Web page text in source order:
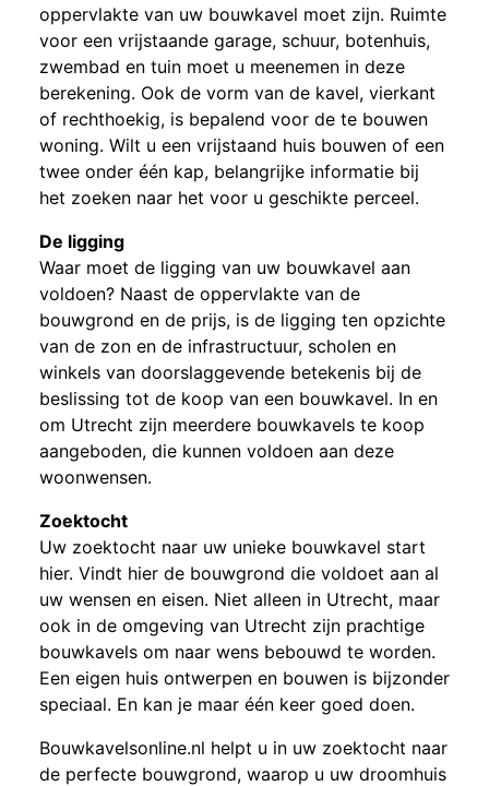
oppervlakte van uw bouwkavel moet zijn. Ruimte
voor een vrijstaande garage, schuur, botenhuis,
zwembad en tuin moet u meenemen in deze
berekening. Ook de vorm van de kavel, vierkant
of rechthoekig, is bepalend voor de te bouwen
woning. Wilt u een vrijstaand huis bouwen of een
twee onder één kap, belangrijke informatie bij
het zoeken naar het voor u geschikte perceel.
De ligging
Waar moet de ligging van uw bouwkavel aan
voldoen? Naast de oppervlakte van de
bouwgrond en de prijs, is de ligging ten opzichte
van de zon en de infrastructuur, scholen en
winkels van doorslaggevende betekenis bij de
beslissing tot de koop van een bouwkavel. In en
om Utrecht zijn meerdere bouwkavels te koop
aangeboden, die kunnen voldoen aan deze
woonwensen.
Zoektocht
Uw zoektocht naar uw unieke bouwkavel start
hier. Vindt hier de bouwgrond die voldoet aan al
uw wensen en eisen. Niet alleen in Utrecht, maar
ook in de omgeving van Utrecht zijn prachtige
bouwkavels om naar wens bebouwd te worden.
Een eigen huis ontwerpen en bouwen is bijzonder
speciaal. En kan je maar één keer goed doen.
Bouwkavelsonline.nl helpt u in uw zoektocht naar
de perfecte bouwgrond, waarop u uw droomhuis